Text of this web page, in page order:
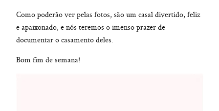
Como poderão ver pelas fotos, são um casal divertido, feliz
e apaixonado, e nós teremos o imenso prazer de
documentar o casamento deles.
Bom fim de semana!